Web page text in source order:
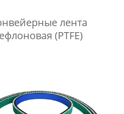
лента
(PTFE)